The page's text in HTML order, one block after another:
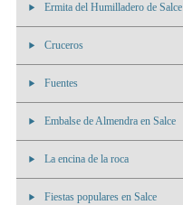
Ermita del Humilladero de Salce
Cruceros
Fuentes
Embalse de Almendra en Salce
La encina de la roca
Fiestas populares en Salce